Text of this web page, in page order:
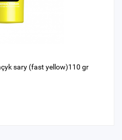
sary (fast yellow)110 gr